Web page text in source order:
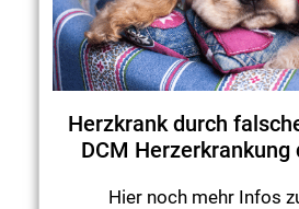
Herzkrank durch
DCM Herzerkrankung
Hier noch mehr Infos